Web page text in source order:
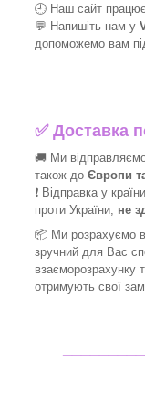
🕘 Наш сайт працює
💬 Напишіть нам у
допоможемо вам
✅Доставка
🚚 Ми
також до Європи
❗ Відправка у
проти України, не
📦 Ми розрахуємо
зручний для Вас
взаєморозрахунку
отримують свої